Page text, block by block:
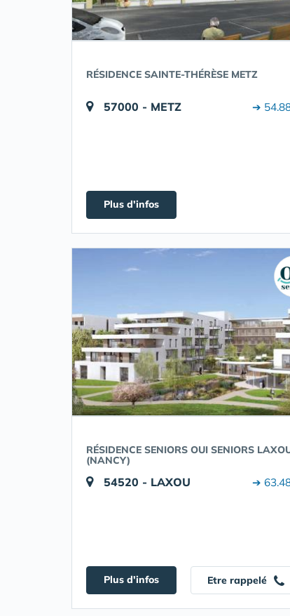
RÉSIDENCE SAINTE-THÉRÈSE METZ
57000 - METZ ➔
Plus d'infos
RÉSIDENCE SENIORS OUI SENIORS
(NANCY)
54520 - LAXOU ➔
Plus d'infos Etre rappelé